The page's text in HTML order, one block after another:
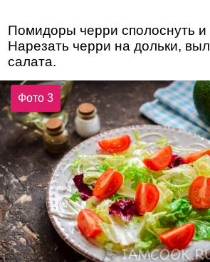
Помидоры черри сполоснуть и
Нарезать черри на дольки,
салата.
Фото 3